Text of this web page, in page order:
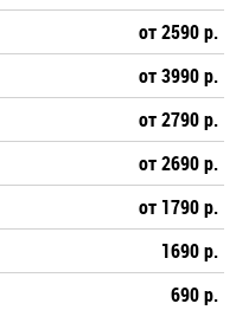
от 2590 р.
от 3990 р.
от 2790 р.
от 2690 р.
от 1790 р.
1690 р.
690 р.